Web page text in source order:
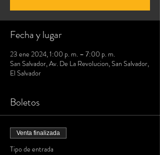
Fecha y lugar
23 ene 2024, 1:00 p. m. – 7:00 p. m.
San Salvador, Av. De La Revolucion, San Salvador,
El Salvador
Boletos
Venta finalizada
Tipo de entrada